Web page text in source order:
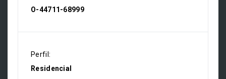
O-44711-68999
Perfil:
Residencial